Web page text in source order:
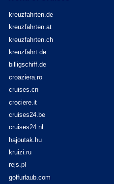
kreuzfahrten.de
kreuzfahrten.at
kreuzfahrten.ch
kreuzfahrt.de
billigschiff.de
croaziera.ro
cruises.cn
crociere.it
cruises24.be
cruises24.nl
hajoutak.hu
kruizi.ru
rejs.pl
golfurlaub.com